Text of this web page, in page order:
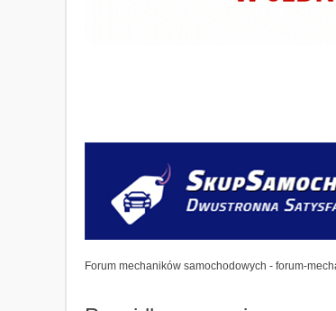
Forum mechaników samochodowych - forum-